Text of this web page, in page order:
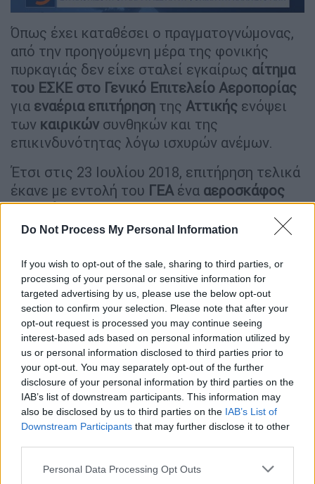
Do Not Process My Personal Information
If you wish to opt-out of the sale, sharing to third parties, or
processing of your personal or sensitive information for
targeted advertising by us, please use the below opt-out
section to confirm your selection. Please note that after your
opt-out request is processed you may continue seeing
interest-based ads based on personal information utilized by
us or personal information disclosed to third parties prior to
your opt-out. You may separately opt-out of the further
disclosure of your personal information by third parties on the
IAB’s list of downstream participants. This information may
also be disclosed by us to third parties on the IAB’s List of
Downstream Participants that may further disclose it to other
Please note that this website/app uses one or more Google
Personal Data Processing Opt Outs
Όπως έχει καταθέσει ο πραγματογνώμονας,
από την προηγούμενη μέρα της φονικής
πυρκαγιάς δεν είχε σταλεί εγκαίρως αίτημα
του ΕΣΚΕ στο Γενικό Επιτελείο Αεροπορίας
για εναέρια επιτήρηση της Αττικής ενόψει
των καιρικών συνθηκών και της
επικινδυνότητας λόγω ισχυρών ανέμων.
Έτσι στις 23 Ιουλίου 2018, επιτήρηση τελικά
έκανε με εντολή του ΓΕΑ ένα αεροσκάφος
αερολέσχηςπου πέταξε δύο φορές μετά το
μεσημέρι και πριν ξεσπάσει η φωτιά στο
Πυροσβεστική επαναπαύτηκε και δεν
έστειλε νέο αίτημα προκειμένου να
επιχειρήσει το PZL, το οποίο βρισκόταν
διαθέσιμο για αυτό το λόγο, το οποίο θα
μπορούσε να μεταφέρει εικόνα της
κατάστασης.
Συνήγορος υπεράσπισης : Από πού
προκύπτει ότι το πετζετέλ θα μπορούσε
να κάνει την επιχείρηση έμφορτο;
που έχουμε φωτιά στην Κινέτα, εκείνη